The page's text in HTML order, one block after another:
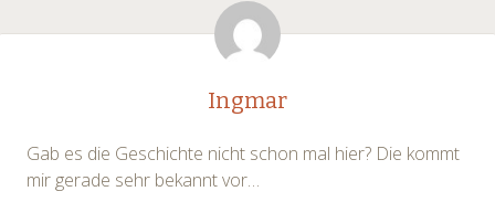
Ingmar
Gab es die Geschichte nicht schon mal hier? Die kommt
mir gerade sehr bekannt vor…